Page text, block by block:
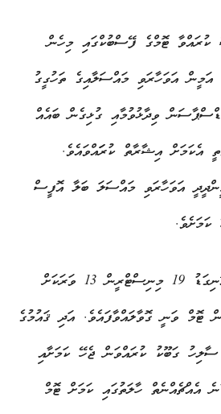
ޓޮމްގެ ފޭސްބުކްގައި މިހެން
އަވަހާރަވި މައްސަލާއިގެ ތަހުގީގު
ވިދާޅުވުމާއި ގުޅިގެން ބައެއް
އެކަމަށް އިޝާރާތް ކުރަައްވައެވެ.
އަވަހާރަވި މައްސަލަ ބަލާ އޮފީސް
ކަމަށެވެ.
އަދި ދައުލަތް ހިންގުމުގެ އޮނިގަޑު 19 މިނިސްޓްރީން 13 ވަރަކަށް
ޓޮމް ވަނީ ގޮވާލައްވާފައެވެ. އަދި ޤައުމުގެ
ގަބޫކު ކުރައްވަން ޖެހޭ ކަމަށާއި
އެއްޗެއްނެތް ހާލަތުގައި ކަމަށް ޓޮމް